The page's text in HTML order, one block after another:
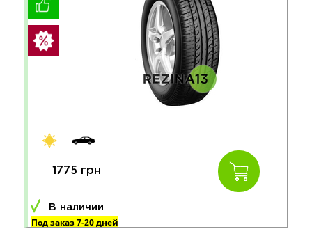
1775 грн
В наличии
Под заказ 7-20 дней